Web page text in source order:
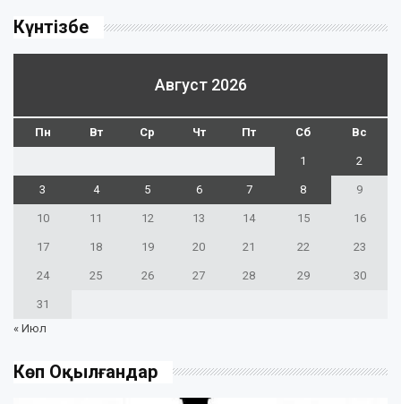
Күнтізбе
Август 2026
Пн Вт Ср Чт Пт Сб Вс
1 2
3 4 5 6 7 8 9
10 11 12 13 14 15 16
17 18 19 20 21 22 23
24 25 26 27 28 29 30
31
« Июл
Көп Оқылғандар